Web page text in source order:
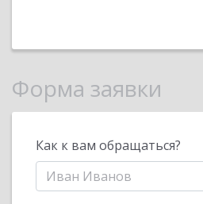
Форма заявки
Как к вам обращаться?